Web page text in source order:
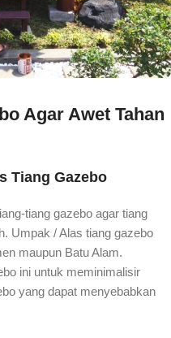
Agar Awet Tahan
Tiang Gazebo
tiang gazebo agar tiang
Umpak / Alas tiang gazebo
maupun Batu Alam.
ini untuk meminimalisir
yang dapat menyebabkan